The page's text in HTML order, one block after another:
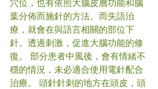
穴位，也有依照大腦皮層功能和腦
葉分佈而施針的方法。而失語治
療，就會在與語言相關的部位下
針。透過刺激，促進大腦功能的修
復。 部分患者中風後，會有情緒不
穩的情況，未必適合使用電針配合
治療。 頭針針刺的地方在頭皮，頭